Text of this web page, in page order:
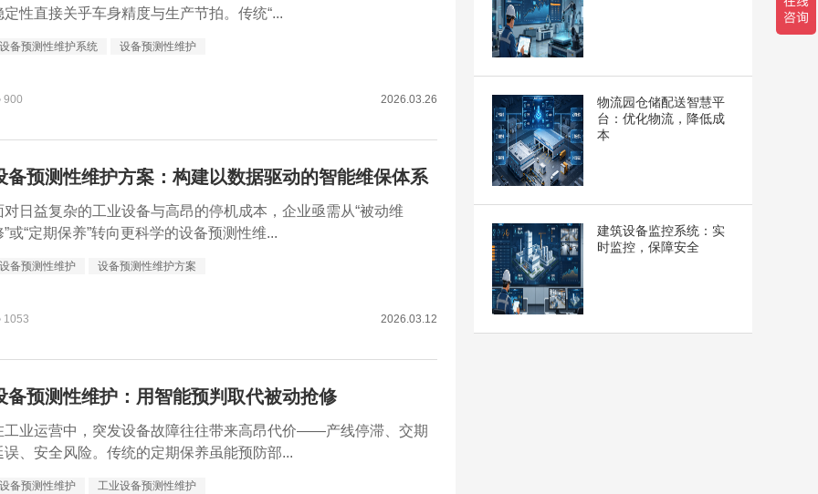
定性直接关乎车身精度与生产节拍。传统“...
设备预测性维护系统 设备预测性维护
900 2026.03.26
备预测性维护方案：构建以数据驱动的智能维保体系
对日益复杂的工业设备与高昂的停机成本，企业亟需从“被动维
”或“定期保养”转向更科学的设备预测性维...
设备预测性维护 设备预测性维护方案
1053 2026.03.12
备预测性维护：用智能预判取代被动抢修
工业运营中，突发设备故障往往带来高昂代价——产线停滞、交期
误、安全风险。传统的定期保养虽能预防部...
设备预测性维护 工业设备预测性维护
物流园仓储配送智慧平
台：优化物流，降低成
本
建筑设备监控系统：实
时监控，保障安全